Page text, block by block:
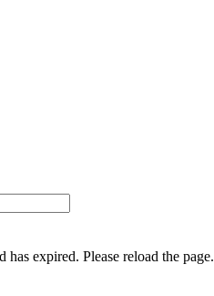
expired. Please reload the page.